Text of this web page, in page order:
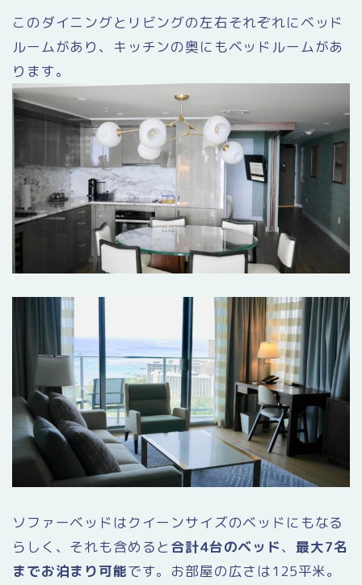
このダイニングとリビングの左右それぞれにベッド
ルームがあり、キッチンの奥にもベッドルームがあ
ります。
ソファーベッドはクイーンサイズのベッドにもなる
らしく、それも含めると 合計4台のベッド、 最大7名
までお泊まり可能です。お部屋の広さは125平米。